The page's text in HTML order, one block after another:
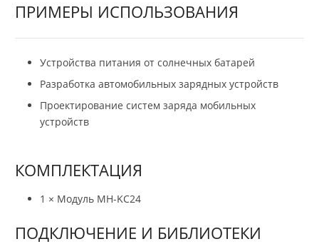
ПРИМЕРЫ ИСПОЛЬЗОВАНИЯ
Устройства питания от солнечных батарей
Разработка автомобильных зарядных устройств
Проектирование систем заряда мобильных
устройств
КОМПЛЕКТАЦИЯ
1 × Модуль MH-KC24
ПОДКЛЮЧЕНИЕ И БИБЛИОТЕКИ